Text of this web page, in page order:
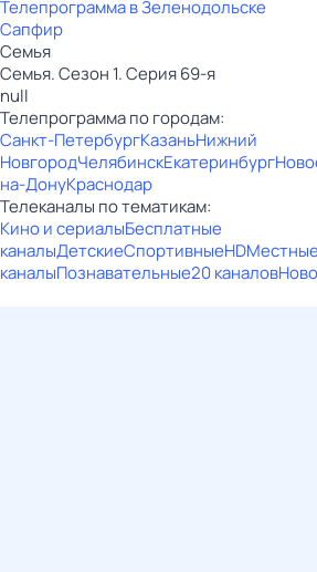
Телепрограмма в Зеленодольске
Сапфир
Семья
Семья. Сезон 1. Серия 69-я
null
Телепрограмма по городам:
Санкт-ПетербургКазаньНижний
НовгородЧелябинскЕкатеринбург
на-ДонуКраснодар
Телеканалы по тематикам:
Кино и сериалыБесплатные
каналыДетскиеСпортивныеHDМестные
каналыПознавательные20 каналов